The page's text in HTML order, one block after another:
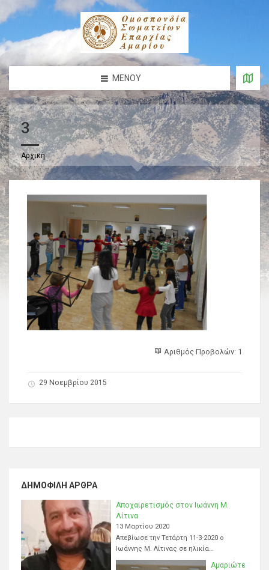
ΜΕΝΟΎ
3
Αρχική
Αριθμός Προβολών: 1
29 Νοεμβρίου 2015
ΔΗΜΟΦΙΛΉ ΆΡΘΡΑ
Αποχαιρετισμός στον Ιωάννη Μ.
Λίτινα
13 Μαρτίου 2020
Απεβίωσε την Τετάρτη 11-3-2020 ο
Ιωάννης Μ. Λίτινας σε ηλικία…
Αμαριώτε